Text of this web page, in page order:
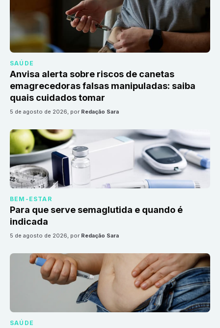
SAÚDE
Anvisa alerta sobre riscos de canetas
emagrecedoras falsas manipuladas: saiba
quais cuidados tomar
5 de agosto de 2026, por Redação Sara
BEM-ESTAR
Para que serve semaglutida e quando é
indicada
5 de agosto de 2026, por Redação Sara
SAÚDE